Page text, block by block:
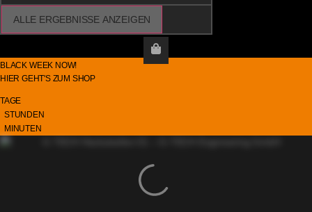
ALLE ERGEBNISSE ANZEIGEN
BL ACK WEEK NOW!
HIER GEHT'S ZUM SHOP
TAGE
STUNDEN
MINUTEN